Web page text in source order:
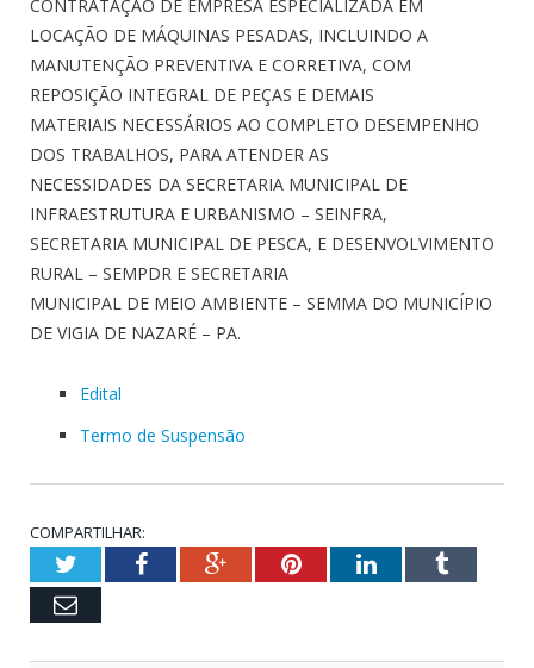
CONTRATAÇÃO DE EMPRESA ESPECIALIZADA EM
LOCAÇÃO DE MÁQUINAS PESADAS, INCLUINDO A
MANUTENÇÃO PREVENTIVA E CORRETIVA, COM
REPOSIÇÃO INTEGRAL DE PEÇAS E DEMAIS
MATERIAIS NECESSÁRIOS AO COMPLETO DESEMPENHO
DOS TRABALHOS, PARA ATENDER AS
NECESSIDADES DA SECRETARIA MUNICIPAL DE
INFRAESTRUTURA E URBANISMO – SEINFRA,
SECRETARIA MUNICIPAL DE PESCA, E DESENVOLVIMENTO
RURAL – SEMPDR E SECRETARIA
MUNICIPAL DE MEIO AMBIENTE – SEMMA DO MUNICÍPIO
DE VIGIA DE NAZARÉ – PA.
Edital
Termo de Suspensão
COMPARTILHAR:
TwitterFacebookGoogle+PinterestLinkedInTumblr
Email